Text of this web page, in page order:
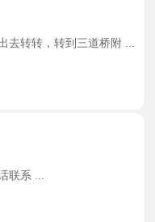
去转转，转到三道桥附 ...
联系 ...